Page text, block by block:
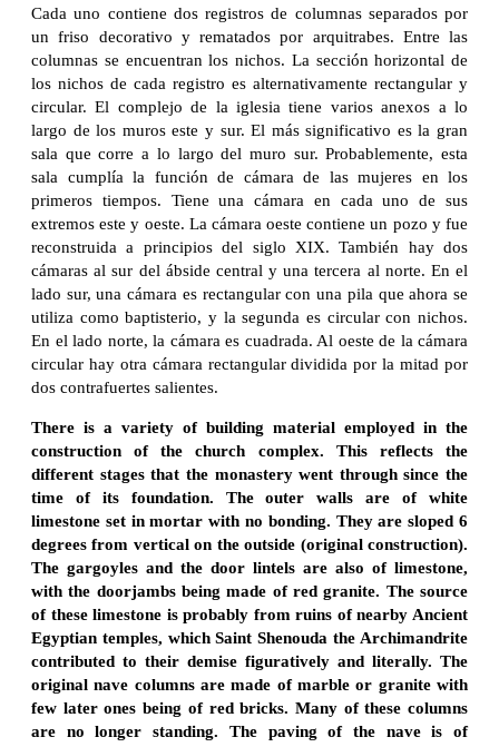
Cada uno contiene dos registros de columnas separados por
un friso decorativo y rematados por arquitrabes. Entre las
columnas se encuentran los nichos. La sección horizontal de
los nichos de cada registro es alternativamente rectangular y
circular. El complejo de la iglesia tiene varios anexos a lo
largo de los muros este y sur. El más significativo es la gran
sala que corre a lo largo del muro sur. Probablemente, esta
sala cumplía la función de cámara de las mujeres en los
primeros tiempos. Tiene una cámara en cada uno de sus
extremos este y oeste. La cámara oeste contiene un pozo y fue
reconstruida a principios del siglo XIX. También hay dos
cámaras al sur del ábside central y una tercera al norte. En el
lado sur, una cámara es rectangular con una pila que ahora se
utiliza como baptisterio, y la segunda es circular con nichos.
En el lado norte, la cámara es cuadrada. Al oeste de la cámara
circular hay otra cámara rectangular dividida por la mitad por
dos contrafuertes salientes.
There is a variety of building material employed in the
construction of the church complex. This reflects the
different stages that the monastery went through since the
time of its foundation. The outer walls are of white
limestone set in mortar with no bonding. They are sloped 6
degrees from vertical on the outside (original construction).
The gargoyles and the door lintels are also of limestone,
with the doorjambs being made of red granite. The source
of these limestone is probably from ruins of nearby Ancient
Egyptian temples, which Saint Shenouda the Archimandrite
contributed to their demise figuratively and literally. The
original nave columns are made of marble or granite with
few later ones being of red bricks. Many of these columns
are no longer standing. The paving of the nave is of